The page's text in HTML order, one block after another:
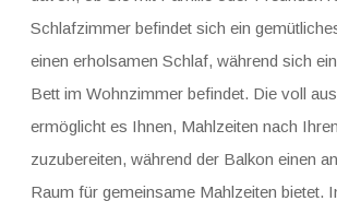
Schlafzimmer befindet sich ein
einen erholsamen Schlaf, während sich
Bett im Wohnzimmer befindet. Die voll
ermöglicht es Ihnen, Mahlzeiten nach
zuzubereiten, während der Balkon einen
Raum für gemeinsame Mahlzeiten bietet.